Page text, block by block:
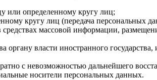
или определенному кругу лиц;
кругу лиц (передача персональных
массовой информации,
органу власти иностранного
с невозможностью дальнейшего
носители персональных данных.